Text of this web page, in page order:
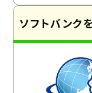
ソフトバンク